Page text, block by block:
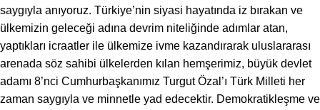
saygıyla anıyoruz. Türkiye’nin siyasi hayatında iz bırakan ve
ülkemizin geleceği adına devrim niteliğinde adımlar atan,
yaptıkları icraatler ile ülkemize ivme kazandırarak uluslararası
arenada söz sahibi ülkelerden kılan hemşerimiz, büyük devlet
adamı 8’nci Cumhurbaşkanımız Turgut Özal’ı Türk Milleti her
zaman saygıyla ve minnetle yad edecektir. Demokratikleşme ve